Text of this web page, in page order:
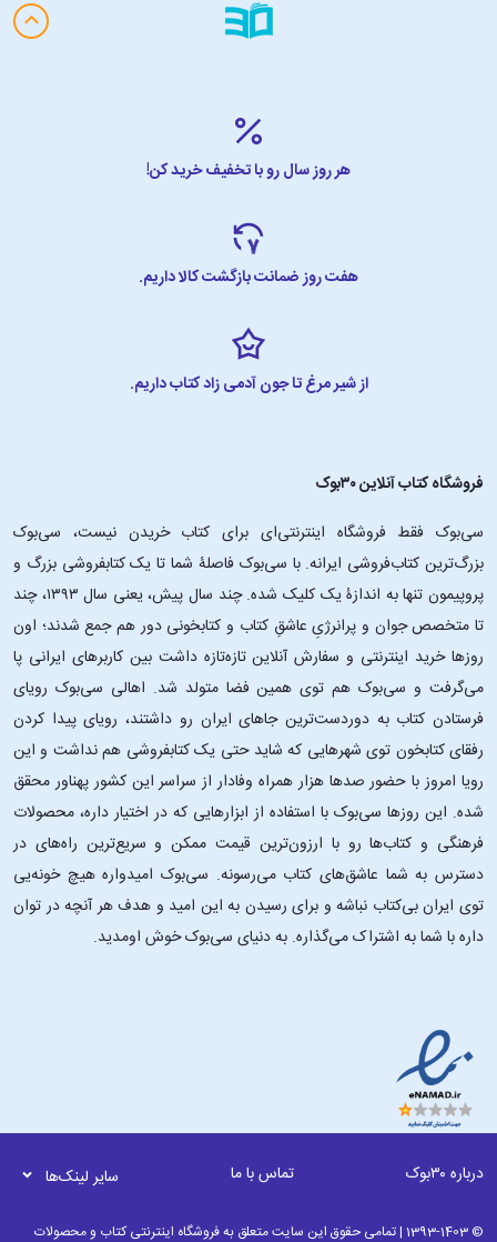
هر روز سال رو با تخفیف خرید کن!
هفت روز ضمانت بازگشت کالا داریم.
از شیر مرغ تا جون آدمی زاد کتاب داریم.
فروشگاه کتاب آنلاین ۳۰بوک
سی‌بوک فقط فروشگاه اینترنتی‌ای برای کتاب خریدن نیست، سی‌بوک
بزرگ‌ترین کتاب‌فروشی ایرانه. با سی‌بوک فاصلۀ شما تا یک کتابفروشی بزرگ و
پروپیمون تنها به اندازۀ یک کلیک شده. چند سال پیش، یعنی سال ۱۳۹۳، چند
تا متخصص جوان و پرانرژیِ عاشقِ کتاب و کتابخونی دور هم جمع شدند؛ اون‌
روزها خرید اینترنتی و سفارش آنلاین تازه‌تازه داشت بین کاربرهای ایرانی پا
می‌گرفت و سی‌بوک هم توی همین فضا متولد شد. اهالی سی‌بوک رویای
فرستادن کتاب به دوردست‌ترین جاهای ایران رو داشتند، رویای پیدا کردن
رفقای کتابخون توی شهرهایی که شاید حتی یک کتابفروشی هم نداشت و این
رویا امروز با حضور صدها هزار همراه وفادار از سراسر این کشور پهناور محقق
شده. این ‌روزها سی‌بوک با استفاده از ابزارهایی که در اختیار داره، محصولات
فرهنگی و کتاب‌ها رو با ارزون‌ترین قیمت ممکن و سریع‌ترین راه‌های در
دسترس به شما عاشق‌های کتاب می‌رسونه. سی‌بوک امیدواره هیچ خونه‌یی
توی ایران بی‌کتاب نباشه و برای رسیدن به این امید و هدف هر آنچه در توان
داره با شما به اشتراک می‌گذاره. به دنیای سی‌بوک خوش اومدید.
درباره ۳۰بوک تماس با ما سایر لینک‌ها
© 1393-1403 | تمامی حقوق این سایت متعلق به فروشگاه اینترنتی کتاب و محصولات